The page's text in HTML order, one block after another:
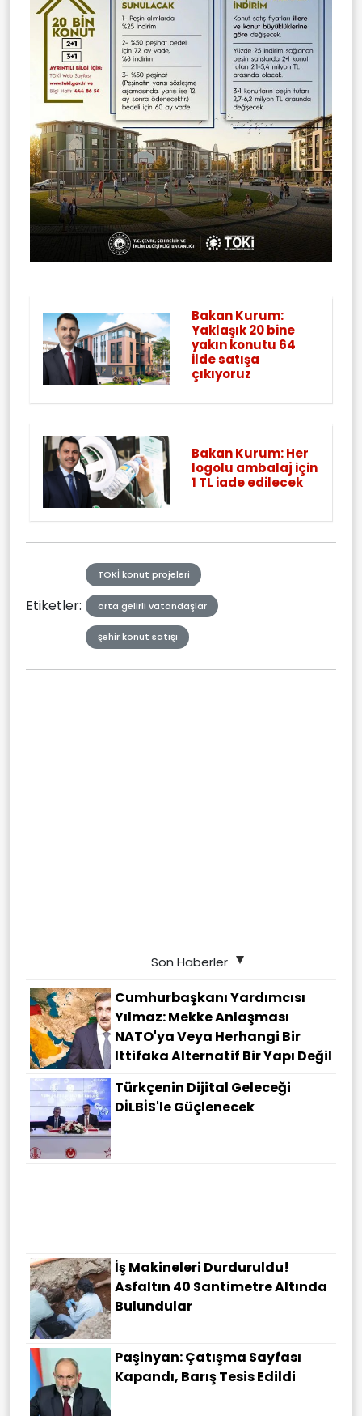
Bakan Kurum:
Yaklaşık 20 bine
yakın konutu 64
ilde satışa
çıkıyoruz
Bakan Kurum: Her
logolu ambalaj için
1 TL iade edilecek
Etiketler:
TOKİ konut projeleri
orta gelirli vatandaşlar
şehir konut satışı
Son Haberler
Cumhurbaşkanı Yardımcısı
Yılmaz: Mekke Anlaşması
NATO'ya Veya Herhangi Bir
Ittifaka Alternatif Bir Yapı Değil
Türkçenin Dijital Geleceği
DİLBİS'le Güçlenecek
İş Makineleri Durduruldu!
Asfaltın 40 Santimetre Altında
Bulundular
Paşinyan: Çatışma Sayfası
Kapandı, Barış Tesis Edildi